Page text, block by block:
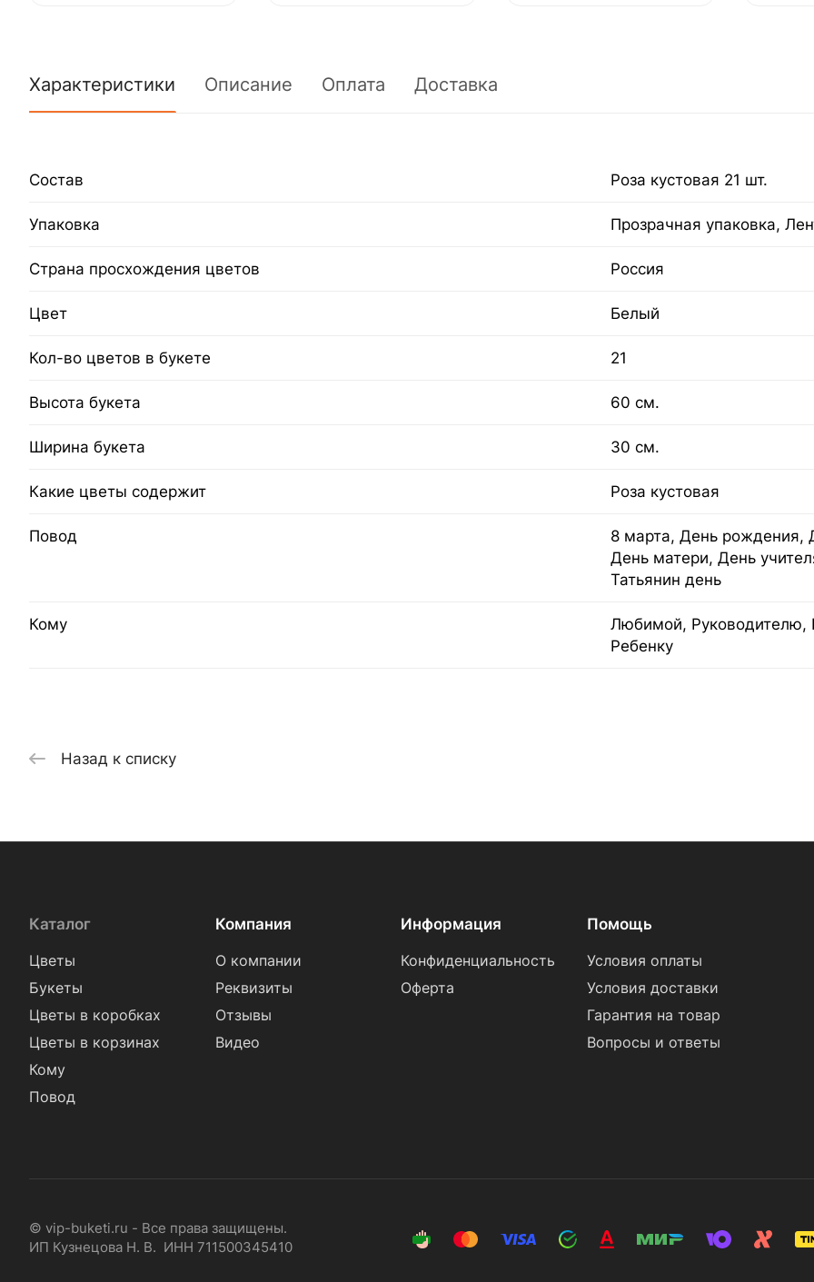
Характеристики Описание Оплата Доставка
Состав Роза кустовая 21 шт.
Упаковка Прозрачная упаковка,
Страна просхождения цветов Россия
Цвет Белый
Кол-во цветов в букете 21
Высота букета 60 см.
Ширина букета 30 см.
Какие цветы содержит Роза кустовая
Повод
8 марта, День рождения,
День матери, День
Татьянин день
Кому
Любимой,
Ребенку
Назад к списку
Каталог
Цветы
Букеты
Цветы в коробках
Цветы в корзинах
Кому
Повод
Компания
О компании
Реквизиты
Отзывы
Видео
Информация
Конфиденциальность
Оферта
Помощь
Условия оплаты
Условия доставки
Гарантия на товар
Вопросы и ответы
© vip-buketi.ru - Все права защищены.
ИП Кузнецова Н. В. ИНН 711500345410